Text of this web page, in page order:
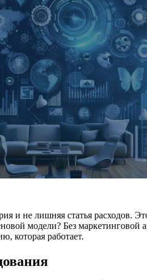
и не лишняя статья
модели? Без
которая работает.